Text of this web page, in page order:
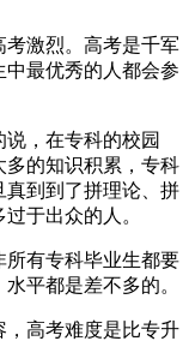
考激烈。高考是千军
最优秀的人都会参
，在专科的校园
多的知识积累，专科
真到到了拼理论、拼
于出众的人。
所有专科毕业生都要
平都是差不多的。
，高考难度是比专升